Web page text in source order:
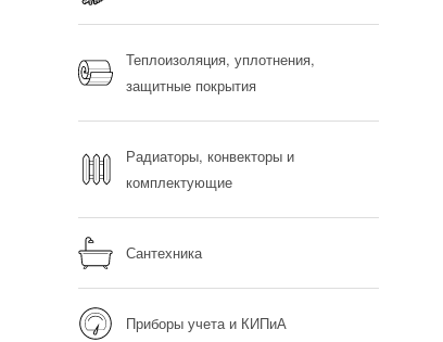
Теплоизоляция, уплотнения,
защитные покрытия
Радиаторы, конвекторы и
комплектующие
Сантехника
Приборы учета и КИПиА